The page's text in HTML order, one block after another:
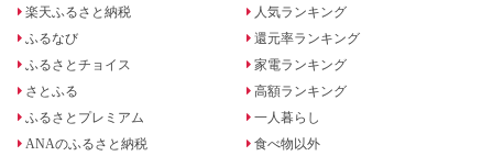
楽天ふるさと納税
ふるなび
ふるさとチョイス
さとふる
ふるさとプレミアム
ANAのふるさと納税
人気ランキング
還元率ランキング
家電ランキング
高額ランキング
一人暮らし
食べ物以外